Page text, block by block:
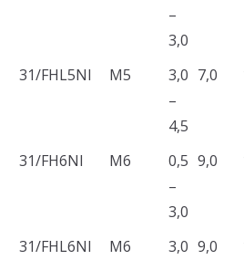
–
3,0
31/FHL5NI M5
3,0
–
4,5
7,0
31/FH6NI M6
0,5
–
3,0
9,0
31/FHL6NI M6
3,0 9,0